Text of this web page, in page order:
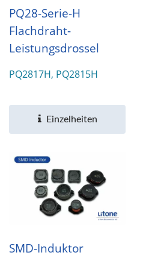
PQ28-Serie-H
Flachdraht-
Leistungsdrossel
PQ2817H, PQ2815H
Einzelheiten
SMD-Induktor